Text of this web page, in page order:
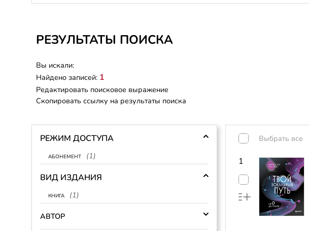
РЕЗУЛЬТАТЫ ПОИСКА
Вы искали:
Найдено записей: 1
Редактировать поисковое выражение
Скопировать ссылку на результаты поиска
РЕЖИМ ДОСТУПА
абонемент (1)
ВИД ИЗДАНИЯ
книга (1)
АВТОР
Выбрать все
1